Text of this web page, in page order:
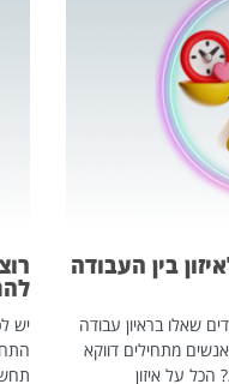
בין העבודה
שאלו בראיון עבודה
מתחילים דווקא
על איזון
יש